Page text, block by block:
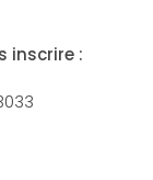
inscrire :